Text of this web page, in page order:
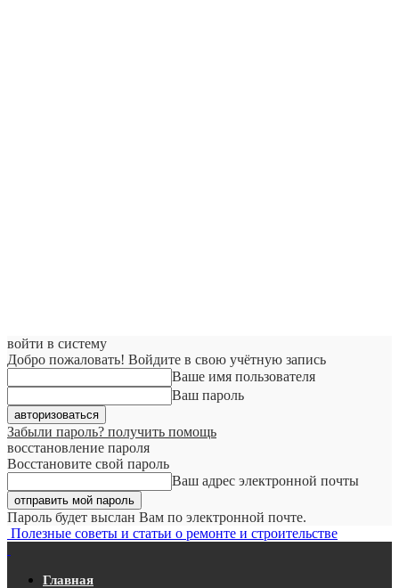
войти в систему
Добро пожаловать! Войдите в свою учётную запись
Ваше имя пользователя
Ваш пароль
Забыли пароль? получить помощь
восстановление пароля
Восстановите свой пароль
Ваш адрес электронной почты
Пароль будет выслан Вам по электронной почте.
Полезные советы и статьи о ремонте и строительстве
Главная